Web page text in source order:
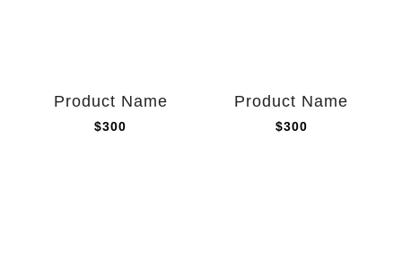
Product Name
$300
Product Name
$300